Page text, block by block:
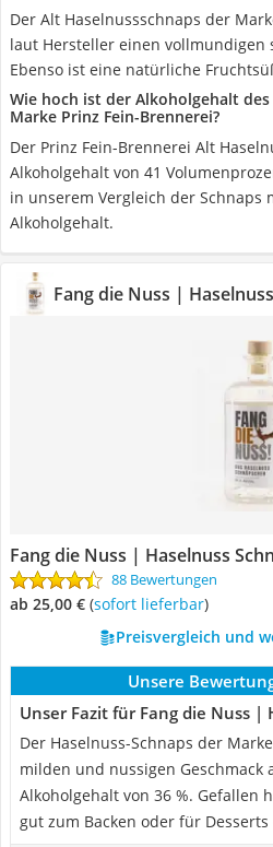
Der Alt Haselnussschnaps der
laut Hersteller einen vollmundigen
Ebenso ist eine natürliche
Wie hoch ist der Alkoholgehalt
Marke Prinz Fein-Brennerei?
Der Prinz Fein-Brennerei Alt
Alkoholgehalt von 41
in unserem Vergleich der Schnaps
Alkoholgehalt.
Fang die Nuss |
Fang die Nuss | Haselnuss
88 Bewertungen
ab 25,00 € ( Sofort lieferbar)
Preisvergleich und
Unsere
Unser Fazit für Fang die Nuss |
Der Haselnuss-Schnaps der
milden und nussigen Geschmack
Alkoholgehalt von 36 %. Gefallen
gut zum Backen oder für Desserts